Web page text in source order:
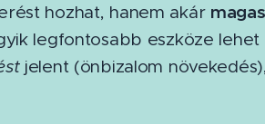
hozhat, hanem akár
legfontosabb eszköze
jelent (önbizalom